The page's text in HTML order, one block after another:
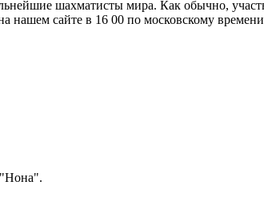
шахматисты мира. Как обычно,
сайте в 16 00 по московскому